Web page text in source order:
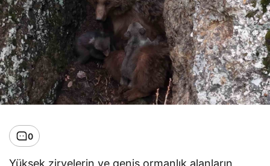
0
Yüksek zirvelerin ve geniş ormanlık alanların